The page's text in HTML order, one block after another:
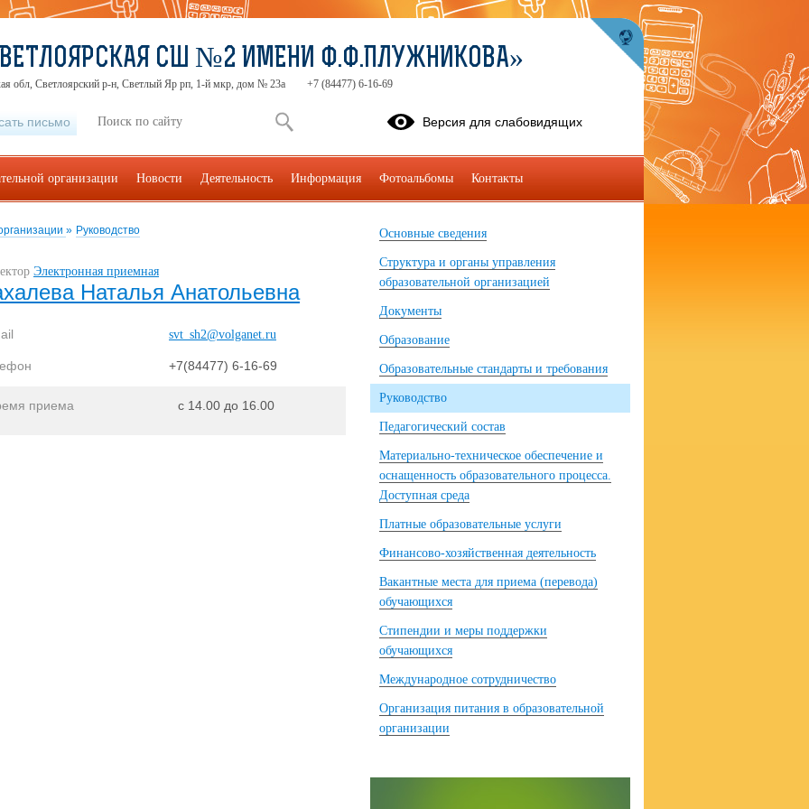
» Руководство
Электронная приемная
Наталья Анатольевна
svt_sh2@volganet.ru
+7(84477) 6-16-69
приема с 14.00 до 16.00
Основные сведения
Структура и органы управления
образовательной организацией
Документы
Образование
Образовательные стандарты и требования
Руководство
Педагогический состав
Материально-техническое обеспечение и
оснащенность образовательного процесса.
Доступная среда
Платные образовательные услуги
Финансово-хозяйственная деятельность
Вакантные места для приема (перевода)
обучающихся
Стипендии и меры поддержки
обучающихся
Международное сотрудничество
Организация питания в образовательной
организации
СШ №2 ИМЕНИ Ф.Ф.ПЛУЖНИКОВА»
обл, Светлоярский р-н, Светлый Яр рп, 1-й мкр, дом № 23а +7 (84477) 6-16-69
письмо Версия для слабовидящих
организации Новости Деятельность Информация Фотоальбомы Контакты